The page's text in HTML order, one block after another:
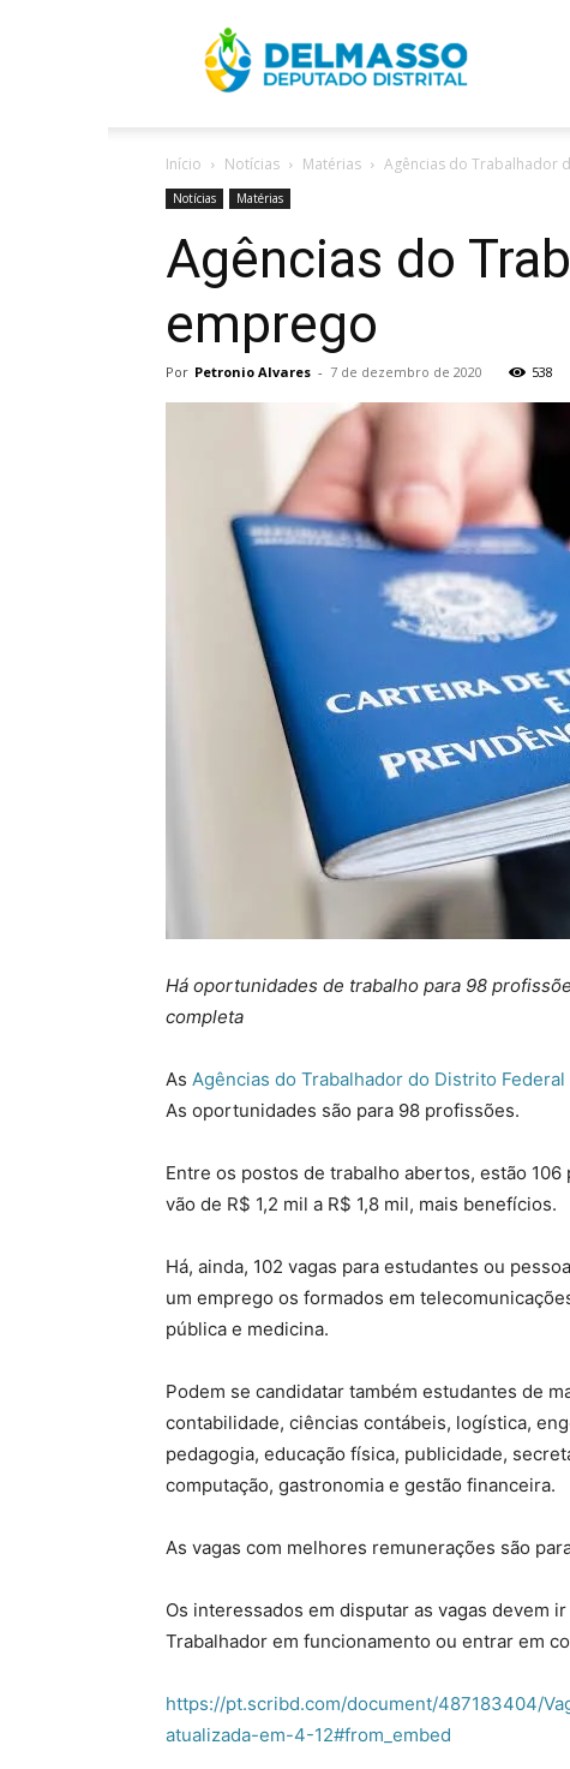
Início Notícias Matérias Agências do Trabalhador
Notícias Matérias
Agências do
emprego
Por Petronio Alvares - 7 de dezembro de 2020 538
Há oportunidades de trabalho para 98
completa
As Agências do Trabalhador do Distrito Federal
As oportunidades são para 98 profissões.
Entre os postos de trabalho abertos, estão
vão de R$ 1,2 mil a R$ 1,8 mil, mais benefícios.
Há, ainda, 102 vagas para estudantes ou
um emprego os formados em
pública e medicina.
Podem se candidatar também estudantes de
contabilidade, ciências contábeis, logística,
pedagogia, educação física, publicidade,
computação, gastronomia e gestão financeira.
As vagas com melhores remunerações são
Os interessados em disputar as vagas devem
Trabalhador em funcionamento ou entrar em
https://pt.scribd.com/document/487183404/
atualizada-em-4-12#from_embed